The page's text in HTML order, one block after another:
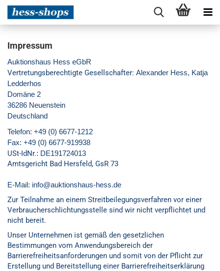
Impressum
Auktionshaus Hess eGbR
Vertretungsberechtigte Gesellschafter: Alexander Hess, Katja
Ledderhos
Domäne 2
36286 Neuenstein
Deutschland
Telefon: +49 (0) 6677-1212
Fax: +49 (0) 6677-919938
USt-IdNr.: DE191724013
Amtsgericht Bad Hersfeld, GsR 73
E-Mail: info@auktionshaus-hess.de
Zur Teilnahme an einem Streitbeilegungsverfahren vor einer
Verbraucherschlichtungsstelle sind wir nicht verpflichtet und
nicht bereit.
Unser Unternehmen ist gemäß den gesetzlichen
Bestimmungen vom Anwendungsbereich der
Barrierefreiheitsanforderungen und somit von der Pflicht zur
Erstellung und Bereitstellung einer Barrierefreiheitserklärung